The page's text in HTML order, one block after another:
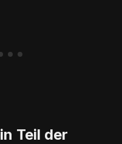
Teil der